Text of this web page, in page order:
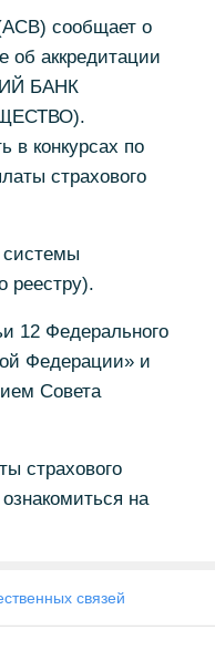
сообщает о
об аккредитации
БАНК
в конкурсах по
страхового
системы
реестру).
12 Федерального
Федерации» и
Совета
страхового
на
связей